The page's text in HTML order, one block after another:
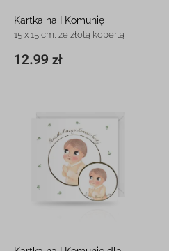
Kartka na I Komunię
15 x 15 cm, ze złotą kopertą
12.99 zł
15 x 15 cm